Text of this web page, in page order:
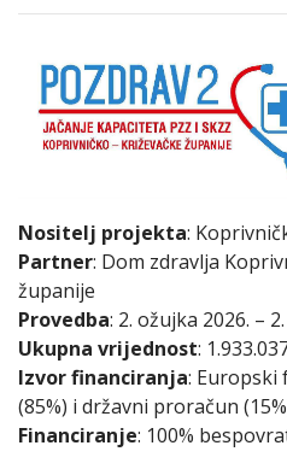
Nositelj projekta:
Partner: Dom zdravlja
županije
Provedba: 2. ožujka 2026. –
Ukupna vrijednost:
Izvor financiranja: Europski
(85%) i državni proračun
Financiranje: 100%